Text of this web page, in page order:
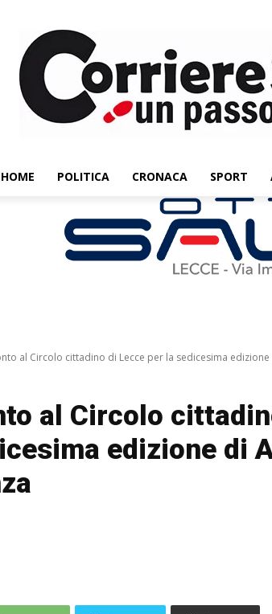
HOME POLITICA CRONACA SPORT
al Circolo cittadino di Lecce per la sedicesima edizione
al Circolo
edizione di